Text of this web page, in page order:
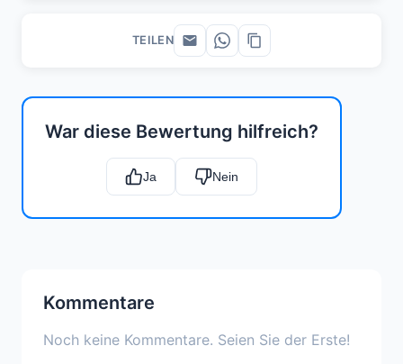
War diese Bewertung hilfreich?
Ja Nein
Kommentare
Noch keine Kommentare. Seien Sie der Erste!
TEILEN